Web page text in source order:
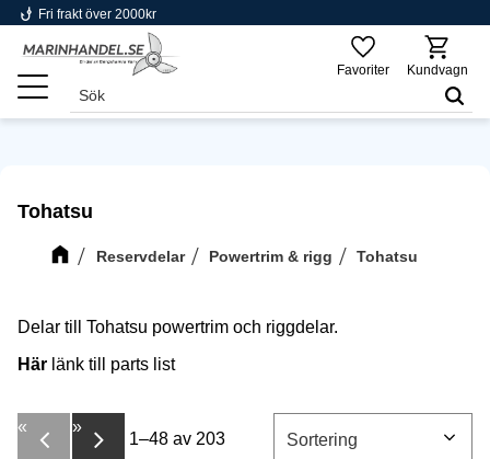
Meny
phishing Fri frakt över 2000kr
Favoriter Kundvagn
Tohatsu
Reservdelar Powertrim & rigg Tohatsu
Delar till Tohatsu powertrim och riggdelar.
Här länk till parts list
1–48 av 203
« »
Välj sortering